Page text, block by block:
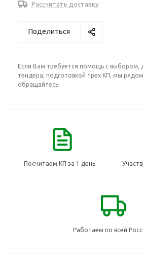
Рассчитать доставку
Поделиться
Если Вам требуется помощь с выбором,
тендера, подготовкой трех КП, мы
обращайтесь
Посчитаем КП за 1 день
Работаем по всей